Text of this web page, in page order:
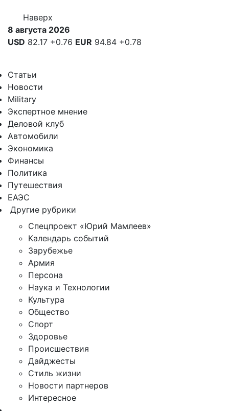
Наверх
8 августа 2026
USD 82.17 +0.76 EUR 94.84 +0.78
Статьи
Новости
Military
Экспертное мнение
Деловой клуб
Автомобили
Экономика
Финансы
Политика
Путешествия
ЕАЭС
Другие рубрики
Спецпроект «Юрий Мамлеев»
Календарь событий
Зарубежье
Армия
Персона
Наука и Технологии
Культура
Общество
Спорт
Здоровье
Происшествия
Дайджесты
Стиль жизни
Новости партнеров
Интересное